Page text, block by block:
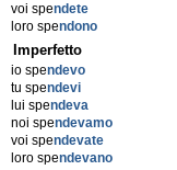
voi spendete
loro spendono
Imperfetto
io spendevo
tu spendevi
lui spendeva
noi spendevamo
voi spendevate
loro spendevano